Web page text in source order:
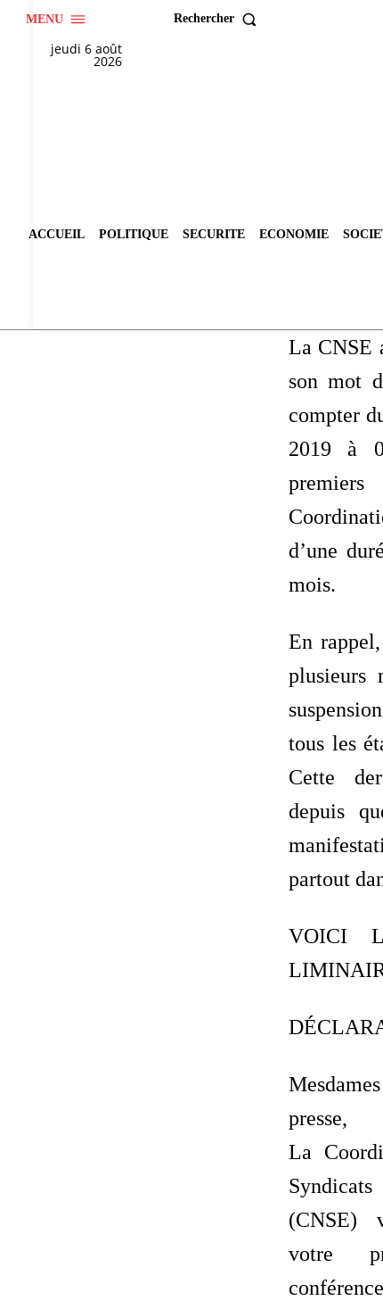
MENU Rechercher
jeudi 6 août
2026
ACCUEIL POLITIQUE SECURITE ECONOMIE
La CNSE
son mot
compter
2019 à
premiers
d’une
mois.
En
plusieurs
tous les
Cette
depuis
partout
VOICI
presse,
La
(CNSE)
votre